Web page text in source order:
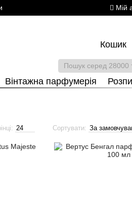
Мій
Кошик
Вінтажна парфумерія
Сортувати: